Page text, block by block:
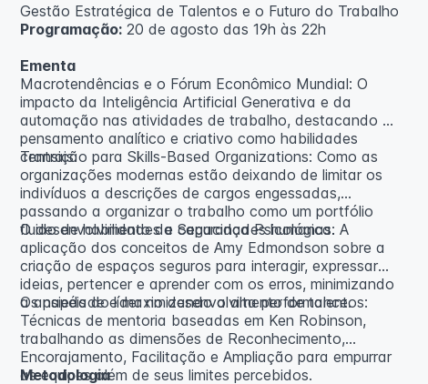
Gestão Estratégica de Talentos e o Futuro do Trabalho
Programação:20 de agosto das 19h às 22h
Ementa
Macrotendências e o Fórum Econômico Mundial: O
impacto da Inteligência Artificial Generativa e da
automação nas atividades de trabalho, destacando o
pensamento analítico e criativo como habilidades
centrais.
Transição para Skills-Based Organizations: Como as
organizações modernas estão deixando de limitar os
indivíduos a descrições de cargos engessadas,
passando a organizar o trabalho como um portfólio
fluido de habilidades e capacidades humanas.
O desenvolvimento da Segurança Psicológica: A
aplicação dos conceitos de Amy Edmondson sobre a
criação de espaços seguros para interagir, expressar
ideias, pertencer e aprender com os erros, minimizando
a ansiedade e maximizando a alta performance.
Os papéis do líder no desenvolvimento de talentos:
Técnicas de mentoria baseadas em Ken Robinson,
trabalhando as dimensões de Reconhecimento,
Encorajamento, Facilitação e Ampliação para empurrar
as equipes além de seus limites percebidos.
Metodologia